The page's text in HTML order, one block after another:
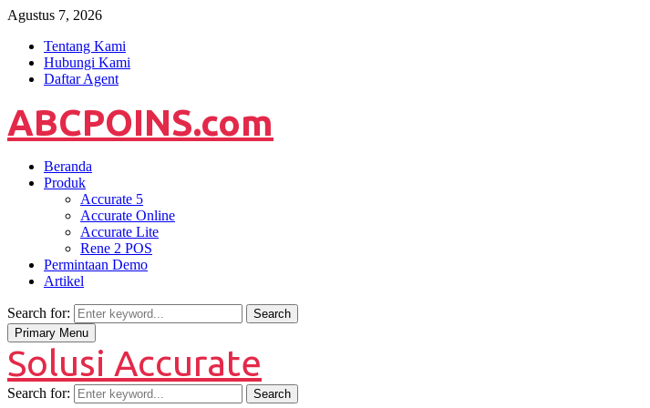
Agustus 7, 2026
Tentang Kami
Hubungi Kami
Daftar Agent
ABCPOINS.com
Beranda
Produk
Accurate 5
Accurate Online
Accurate Lite
Rene 2 POS
Permintaan Demo
Artikel
Search for:
Search
Primary Menu
Solusi Accurate
Search for: Search